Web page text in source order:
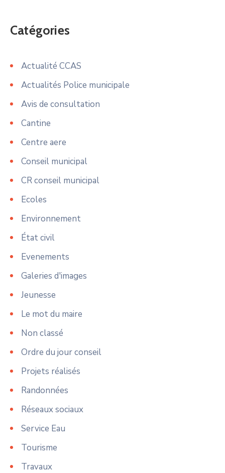
Catégories
Actualité CCAS
Actualités Police municipale
Avis de consultation
Cantine
Centre aere
Conseil municipal
CR conseil municipal
Ecoles
Environnement
État civil
Evenements
Galeries d'images
Jeunesse
Le mot du maire
Non classé
Ordre du jour conseil
Projets réalisés
Randonnées
Réseaux sociaux
Service Eau
Tourisme
Travaux